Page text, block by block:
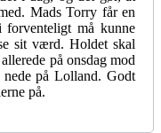
Mads Torry får en
må kunne
sit værd. Holdet skal
på onsdag mod
nede på Lolland. Godt
på.